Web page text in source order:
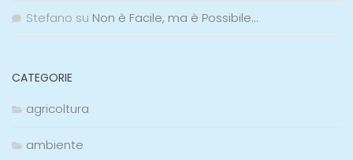
Stefano su Non è Facile, ma è Possibile…
CATEGORIE
agricoltura
ambiente